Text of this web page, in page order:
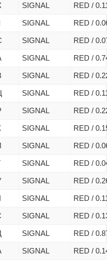
SIGNAL RED /
SIGNAL RED /
SIGNAL RED /
SIGNAL RED /
SIGNAL RED /
SIGNAL RED /
SIGNAL RED /
SIGNAL RED /
SIGNAL RED /
SIGNAL RED /
SIGNAL RED /
SIGNAL RED /
SIGNAL RED /
SIGNAL RED /
SIGNAL RED /